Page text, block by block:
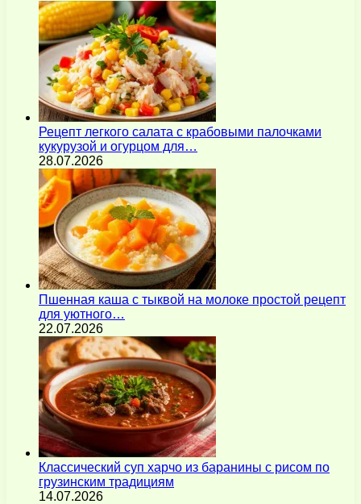
Рецепт легкого салата с крабовыми палочками
кукурузой и огурцом для…
28.07.2026
Пшенная каша с тыквой на молоке простой рецепт
для уютного…
22.07.2026
Классический суп харчо из баранины с рисом по
грузинским традициям
14.07.2026